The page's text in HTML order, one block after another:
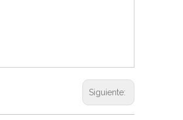
Siguiente: